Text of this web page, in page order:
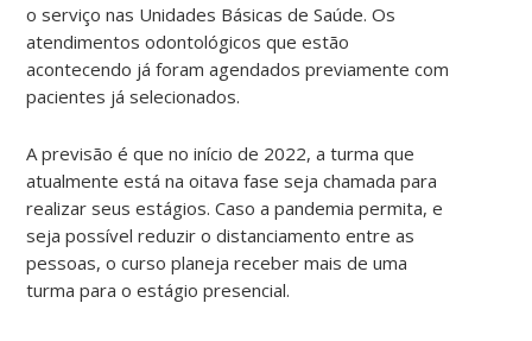
o serviço nas Unidades Básicas de Saúde. Os
atendimentos odontológicos que estão
acontecendo já foram agendados previamente com
pacientes já selecionados.
A previsão é que no início de 2022, a turma que
atualmente está na oitava fase seja chamada para
realizar seus estágios. Caso a pandemia permita, e
seja possível reduzir o distanciamento entre as
pessoas, o curso planeja receber mais de uma
turma para o estágio presencial.